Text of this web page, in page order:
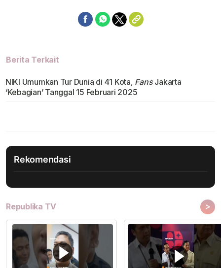
Berita Terkait
NIKI Umumkan Tur Dunia di 41 Kota, FansJakarta
‘Kebagian’ Tanggal 15 Februari 2025
Rekomendasi
Republika TV >